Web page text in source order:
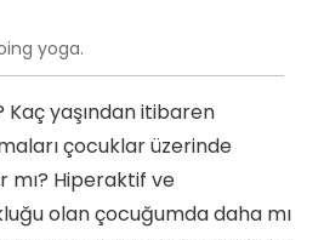
yoga.
Kaç yaşından itibaren
çocuklar üzerinde
mı? Hiperaktif ve
olan çocuğumda daha mı